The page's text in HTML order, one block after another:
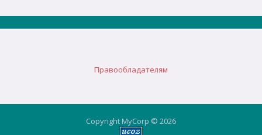
Правообладателям
Copyright MyCorp © 2026